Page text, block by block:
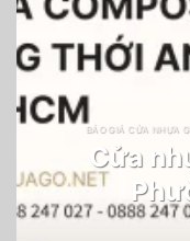
BÁO GIÁ CỬA NHỰA
Cửa